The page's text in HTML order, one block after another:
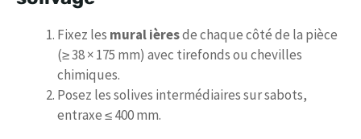
Fixez les mural ièresde chaque côté de la pièce
(≥ 38 × 175 mm) avec tirefonds ou chevilles
chimiques.
Posez les solives intermédiaires sur sabots,
entraxe ≤ 400 mm.